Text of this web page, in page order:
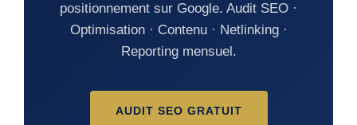
positionnement sur Google. Audit SEO ·
Optimisation · Contenu · Netlinking ·
Reporting mensuel.
AUDIT SEO GRATUIT